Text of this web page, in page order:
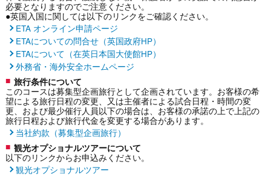
必要となりますのでご注意ください。
●英国入国に関しては以下のリンクをご確認ください。
ETA オンライン申請ページ
ETAについての問合せ（英国政府HP）
ETAについて（在英日本国大使館HP）
外務省・海外安全ホームページ
旅行条件について
このコースは募集型企画旅行として企画されています。お客様の希
望による旅行日程の変更、又は主催者による試合日程・時間の変
更、および最少催行人員以下の場合は、お客様の承諾の上で上記の
旅行日程および旅行代金を変更する場合があります。
当社約款（募集型企画旅行）
観光オプショナルツアーについて
以下のリンクからお申込みください。
観光オプショナルツアー